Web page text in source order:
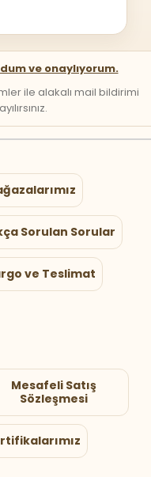
ve onaylıyorum.
ile alakalı mail bildirimi
Sorulan Sorular
ve Teslimat
Mesafeli Satış
Sözleşmesi